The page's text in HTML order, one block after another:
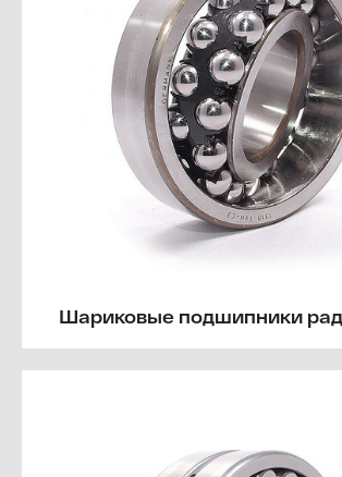
Шариковые подшипники